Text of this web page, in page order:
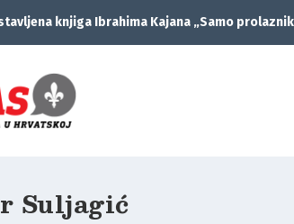
knjiga Ibrahima Kajana „Samo
Suljagić